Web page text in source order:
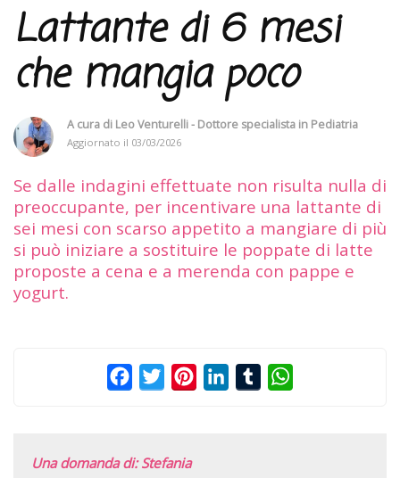
Lattante di 6 mesi
che mangia poco
A cura di Leo Venturelli - Dottore specialista in Pediatria
Aggiornato il 03/03/2026
Se dalle indagini effettuate non risulta nulla di
preoccupante, per incentivare una lattante di
sei mesi con scarso appetito a mangiare di più
si può iniziare a sostituire le poppate di latte
proposte a cena e a merenda con pappe e
yogurt.
FacebookTwitterPinterestLinkedInTumblr
Una domanda di: Stefania